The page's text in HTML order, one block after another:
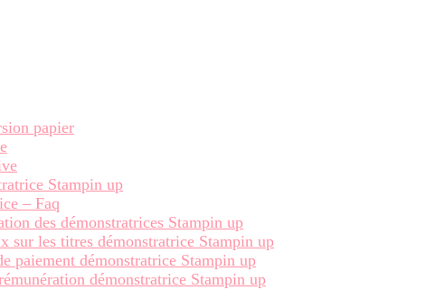
papier
Stampin up
– Faq
des démonstratrices Stampin up
sur les titres démonstratrice Stampin up
paiement démonstratrice Stampin up
démonstratrice Stampin up